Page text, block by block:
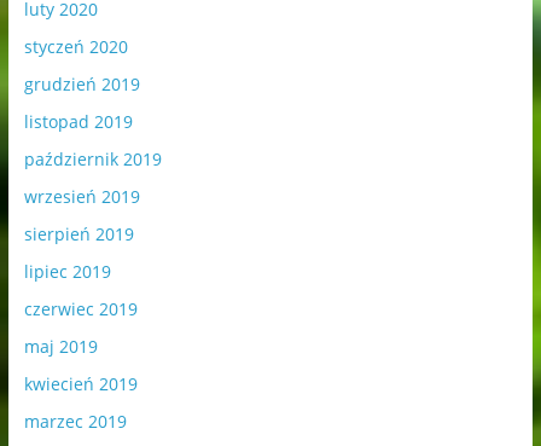
luty 2020
styczeń 2020
grudzień 2019
listopad 2019
październik 2019
wrzesień 2019
sierpień 2019
lipiec 2019
czerwiec 2019
maj 2019
kwiecień 2019
marzec 2019